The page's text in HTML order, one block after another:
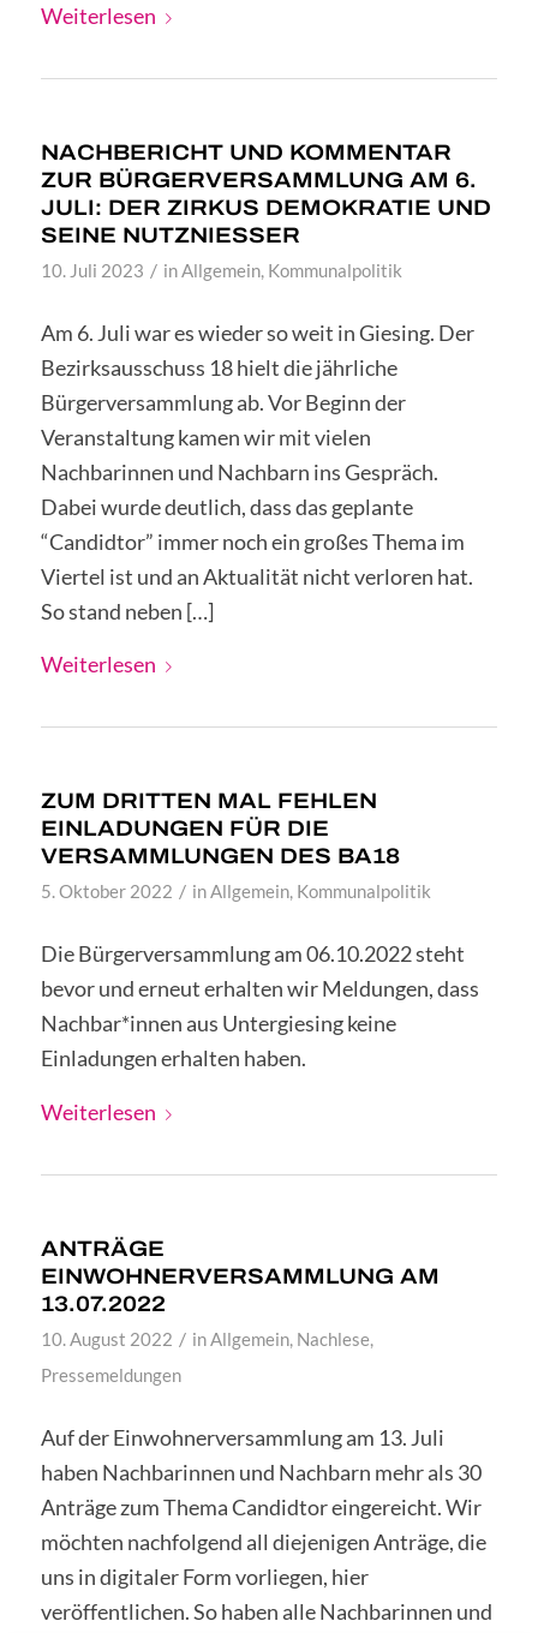
Weiterlesen
NACHBERICHT UND KOMMENTAR
ZUR BÜRGERVERSAMMLUNG AM 6.
JULI: DER ZIRKUS DEMOKRATIE UND
SEINE NUTZNIESSER
10. Juli 2023 / inAllgemein, Kommunalpolitik
Am 6. Juli war es wieder so weit in Giesing. Der
Bezirksausschuss 18 hielt die jährliche
Bürgerversammlung ab. Vor Beginn der
Veranstaltung kamen wir mit vielen
Nachbarinnen und Nachbarn ins Gespräch.
Dabei wurde deutlich, dass das geplante
“Candidtor” immer noch ein großes Thema im
Viertel ist und an Aktualität nicht verloren hat.
So stand neben […]
Weiterlesen
ZUM DRITTEN MAL FEHLEN
EINLADUNGEN FÜR DIE
VERSAMMLUNGEN DES BA18
5. Oktober 2022 / inAllgemein, Kommunalpolitik
Die Bürgerversammlung am 06.10.2022 steht
bevor und erneut erhalten wir Meldungen, dass
Nachbar*innen aus Untergiesing keine
Einladungen erhalten haben.
Weiterlesen
ANTRÄGE
EINWOHNERVERSAMMLUNG AM
13.07.2022
10. August 2022 / inAllgemein, Nachlese,
Pressemeldungen
Auf der Einwohnerversammlung am 13. Juli
haben Nachbarinnen und Nachbarn mehr als 30
Anträge zum Thema Candidtor eingereicht. Wir
möchten nachfolgend all diejenigen Anträge, die
uns in digitaler Form vorliegen, hier
veröffentlichen. So haben alle Nachbarinnen und